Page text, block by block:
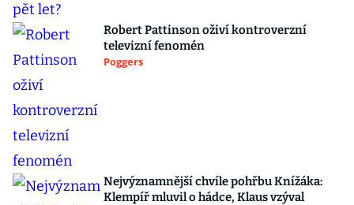
Robert Pattinson oživí kontroverzní
televizní fenomén
Poggers
Nejvýznamnější chvíle pohřbu Knížáka:
Klempíř mluvil o hádce, Klaus vzýval